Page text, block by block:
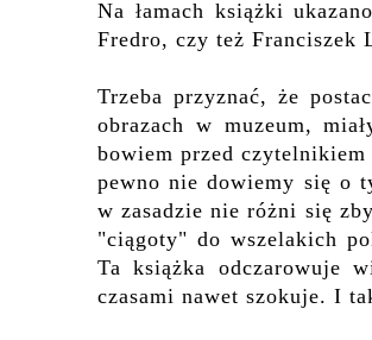
Na łamach książki
Fredro, czy też Franciszek
Trzeba przyznać, że
obrazach w muzeum,
bowiem przed
pewno nie dowiemy się o
w zasadzie nie różni się
"ciągoty" do wszelakich
Ta książka odczarowuje
czasami nawet szokuje. I